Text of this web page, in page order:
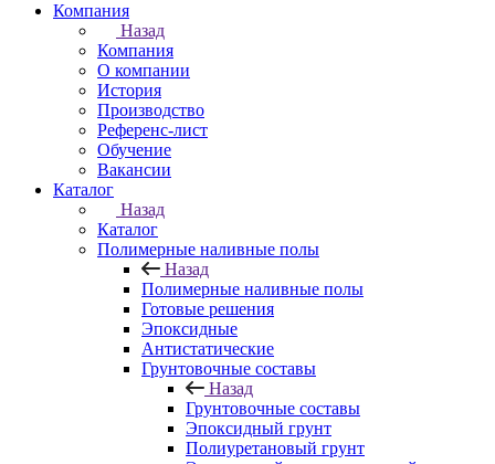
Компания
Назад
Компания
О компании
История
Производство
Референс-лист
Обучение
Вакансии
Каталог
Назад
Каталог
Полимерные наливные полы
Назад
Полимерные наливные полы
Готовые решения
Эпоксидные
Антистатические
Грунтовочные составы
Назад
Грунтовочные составы
Эпоксидный грунт
Полиуретановый грунт